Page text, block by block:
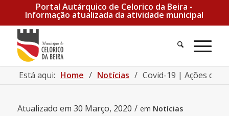
Portal Autárquico de Celorico da Beira -
Informação atualizada da atividade municipal
Pesquisa
Está aqui: Home / Notícias / Covid-19 | Ações de
Atualizado em 30 Março, 2020 / em Notícias